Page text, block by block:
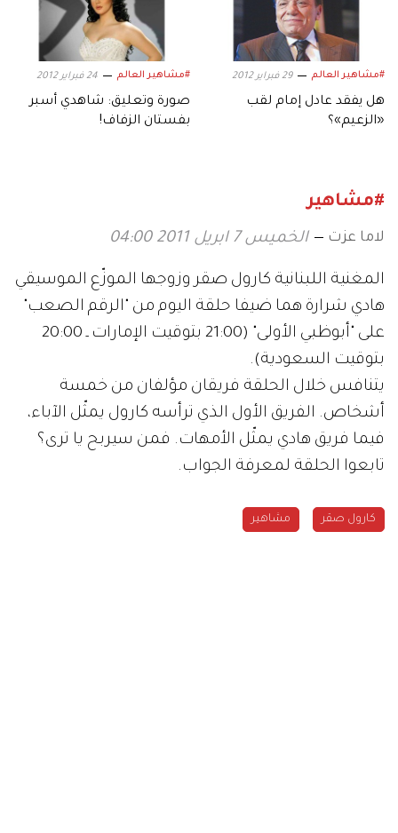
#مشاهير العالم 29 فبراير 2012
هل يفقد عادل إمام لقب
«الزعيم»؟
#مشاهير العالم 24 فبراير 2012
صورة وتعليق: شاهدي أسبر
بفستان الزفاف!
#مشاهير
لاما عزت الخميس 7 ابريل 2011 04:00
المغنية اللبنانية كارول صقر وزوجها الموزّع الموسيقي
هادي شرارة هما ضيفا حلقة اليوم من "الرقم الصعب"
على "أبوظبي الأولى" (21:00 بتوقيت الإمارات ـ 20:00
بتوقيت السعودية).
يتنافس خلال الحلقة فريقان مؤلفان من خمسة
أشخاص. الفريق الأول الذي ترأسه كارول يمثّل الآباء،
فيما فريق هادي يمثّل الأمهات. فمن سيربح يا ترى؟
تابعوا الحلقة لمعرفة الجواب.
كارول صقر مشاهير